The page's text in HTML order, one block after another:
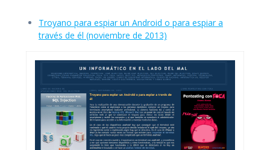
Troyano para espiar un Android o para espiar a
través de él (noviembre de 2013)